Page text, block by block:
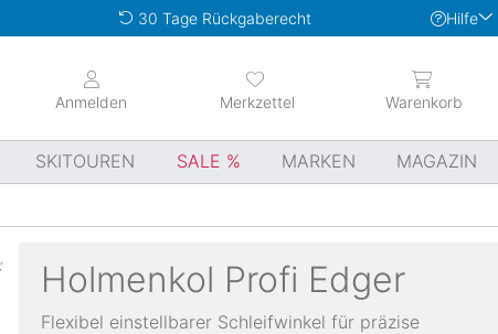
30 Tage Rückgaberecht Hilfe
Merkzettel
Anmelden Warenkorb
SKITOUREN SALE MARKEN MAGAZIN
Holmenkol Profi Edger
Flexibel einstellbarer Schleifwinkel für präzise